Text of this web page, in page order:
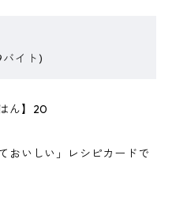
バイト)
ん】20
おいしい」レシピカードで